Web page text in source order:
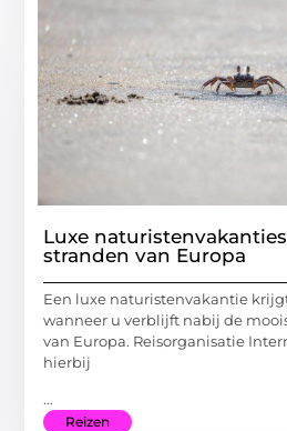
Luxe
stranden van Europa
Een luxe naturistenvakantie
wanneer u verblijft nabij de
van Europa. Reisorganisatie
hierbij
...
Reizen